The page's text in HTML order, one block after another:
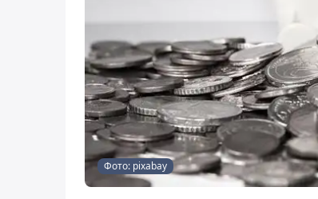
Фото: pixabay